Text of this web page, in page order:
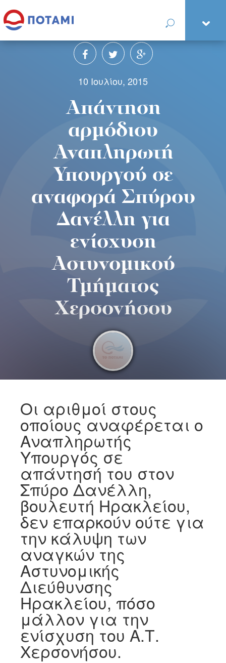
10 Ιουλίου, 2015
Απάντηση
αρμόδιου
Αναπληρωτή
Υπουργού σε
αναφορά Σπύρου
Δανέλλη για
ενίσχυση
Αστυνομικού
Τμήματος
Χερσονήσου
Οι αριθμοί στους
οποίους αναφέρεται ο
Αναπληρωτής
Υπουργός σε
απάντησή του στον
Σπύρο Δανέλλη,
βουλευτή Ηρακλείου,
δεν επαρκούν ούτε για
την κάλυψη των
αναγκών της
Αστυνομικής
Διεύθυνσης
Ηρακλείου, πόσο
μάλλον για την
ενίσχυση του Α.Τ.
Χερσονήσου.